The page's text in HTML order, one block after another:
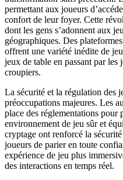
permettant aux joueurs
confort de leur foyer. Cette
dont les gens s’adonnent aux
géographiques. Des
offrent une variété inédite de
jeux de table en passant par
croupiers.
La sécurité et la régulation des
préoccupations majeures. Les
place des réglementations pour
environnement de jeu sûr et
cryptage ont renforcé la
joueurs de parier en toute
expérience de jeu plus
des interactions en temps réel.